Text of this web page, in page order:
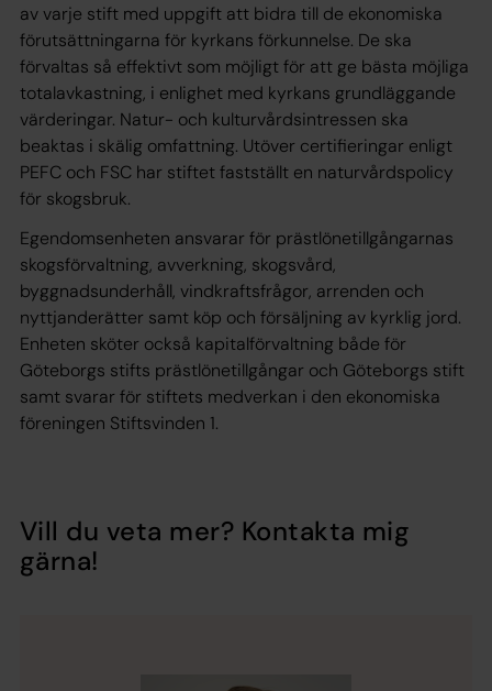
av varje stift med uppgift att bidra till de ekonomiska
förutsättningarna för kyrkans förkunnelse. De ska
förvaltas så effektivt som möjligt för att ge bästa möjliga
totalavkastning, i enlighet med kyrkans grundläggande
värderingar. Natur- och kulturvårdsintressen ska
beaktas i skälig omfattning. Utöver certifieringar enligt
PEFC och FSC har stiftet fastställt en naturvårdspolicy
för skogsbruk.
Egendomsenheten ansvarar för prästlönetillgångarnas
skogsförvaltning, avverkning, skogsvård,
byggnadsunderhåll, vindkraftsfrågor, arrenden och
nyttjanderätter samt köp och försäljning av kyrklig jord.
Enheten sköter också kapitalförvaltning både för
Göteborgs stifts prästlönetillgångar och Göteborgs stift
samt svarar för stiftets medverkan i den ekonomiska
föreningen Stiftsvinden 1.
Vill du veta mer? Kontakta mig
gärna!